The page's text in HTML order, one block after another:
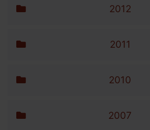
2012
2011
2010
2007